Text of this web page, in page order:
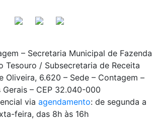
– Secretaria Municipal de Fazenda
Tesouro / Subsecretaria de Receita
Oliveira, 6.620 – Sede – Contagem –
Gerais – CEP 32.040-000
via agendamento: de segunda a
feira, das 8h às 16h